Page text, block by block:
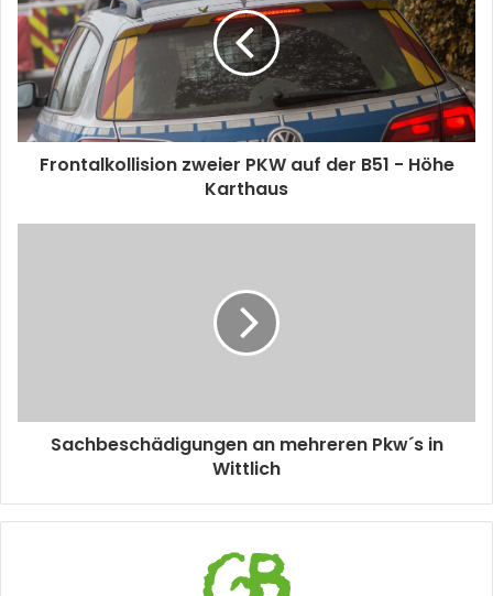
Frontalkollision zweier PKW auf der B51 - Höhe
Karthaus
Sachbeschädigungen an mehreren Pkw´s in
Wittlich